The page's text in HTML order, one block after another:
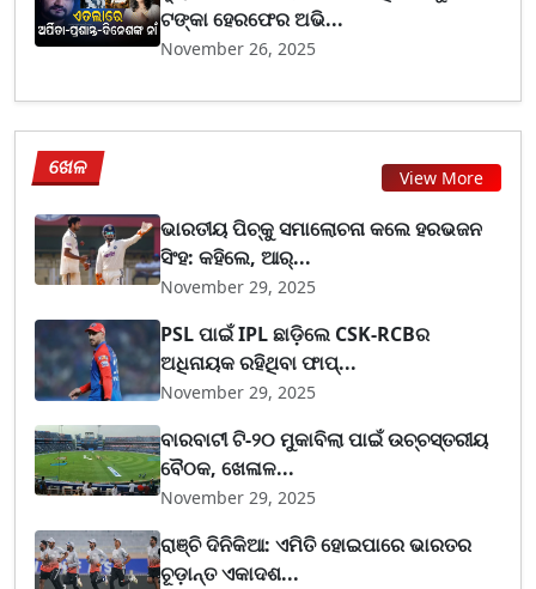
ଟଙ୍କା ହେରଫେର ଅଭି...
November 26, 2025
ଖେଳ View More
ଭାରତୀୟ ପିଚ୍‌କୁ ସମାଲୋଚନା କଲେ ହରଭଜନ
ସିଂହ: କହିଲେ, ଆର୍...
November 29, 2025
PSL ପାଇଁ IPL ଛାଡ଼ିଲେ CSK-RCBର
ଅଧିନାୟକ ରହିଥିବା ଫାପ୍...
November 29, 2025
ବାରବାଟୀ ଟି-୨୦ ମୁକାବିଲା ପାଇଁ ଉଚ୍ଚସ୍ତରୀୟ
ବୈଠକ, ଖେଳାଳ...
November 29, 2025
ରାଞ୍ଚି ଦିନିକିଆ: ଏମିତି ହୋଇପାରେ ଭାରତର
ଚୂଡ଼ାନ୍ତ ଏକାଦଶ...